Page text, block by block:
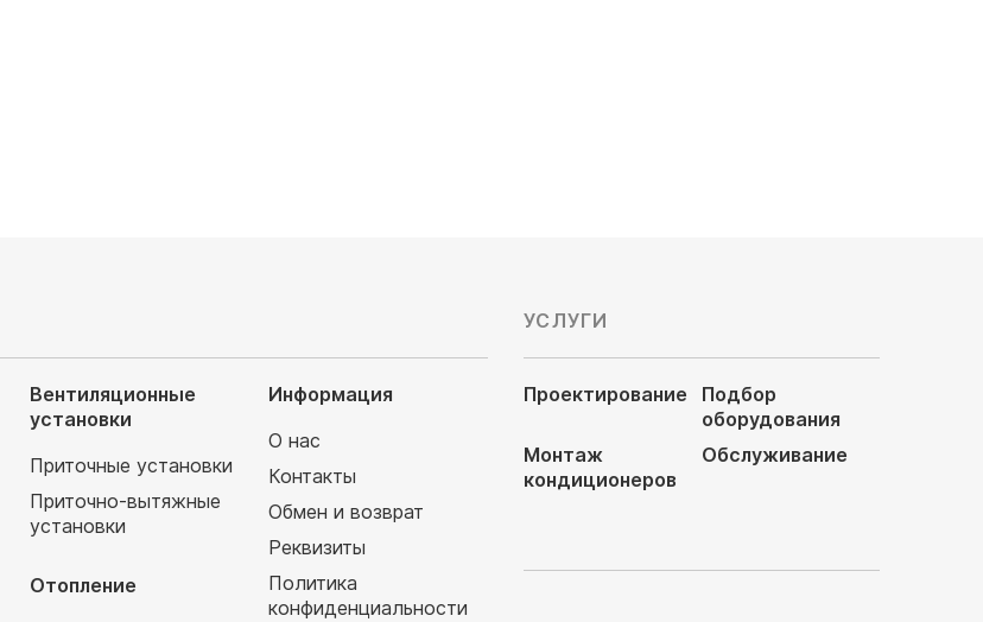
Вентиляционные
установки
Приточные установки
Приточно-вытяжные
установки
Отопление
Информация
О нас
Контакты
Обмен и возврат
Реквизиты
Политика
конфиденциальности
УСЛУГИ
Проектирование
Подбор
оборудования
Монтаж
кондиционеров
Обслуживание